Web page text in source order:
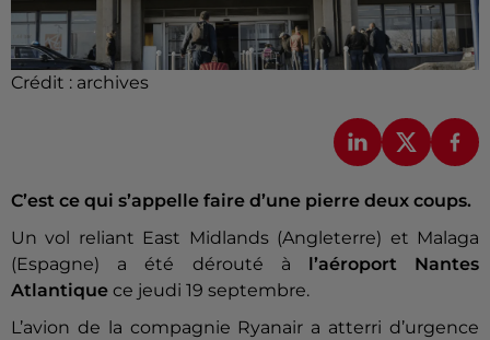
Crédit : archives
C’est ce qui s’appelle faire d’une pierre deux coups.
Un vol reliant East Midlands (Angleterre) et Malaga
(Espagne) a été dérouté à
l’aéroport Nantes
Atlantique ce jeudi 19 septembre.
L’avion de la compagnie Ryanair a atterri d’urgence